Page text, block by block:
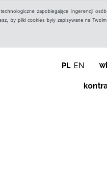
zapobiegające ingerencji osób
by pliki cookies były zapisywane na Twoim
PL EN